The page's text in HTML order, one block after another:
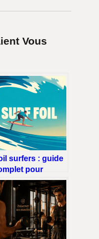
Vous
surfers : guide
pour
apprendre
progresser